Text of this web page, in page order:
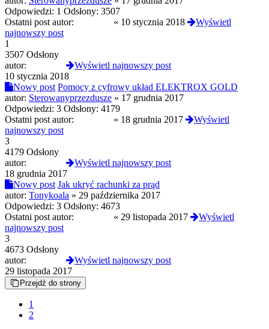
Odpowiedzi: 1 Odsłony: 3507
Ostatni post autor:
« 10 stycznia 2018
Wyświetl
najnowszy post
1
3507 Odsłony
autor:
Wyświetl najnowszy post
10 stycznia 2018
Nowy post Pomocy z cyfrowy układ ELEKTROX GOLD
autor: Sterowanyprzezdusze » 17 grudnia 2017
Odpowiedzi: 3 Odsłony: 4179
Ostatni post autor:
« 18 grudnia 2017
Wyświetl
najnowszy post
3
4179 Odsłony
autor:
Wyświetl najnowszy post
18 grudnia 2017
Nowy post Jak ukryć rachunki za prąd
autor: Tonykoala » 29 października 2017
Odpowiedzi: 3 Odsłony: 4673
Ostatni post autor:
« 29 listopada 2017
Wyświetl
najnowszy post
3
4673 Odsłony
autor:
Wyświetl najnowszy post
29 listopada 2017
Przejdź do strony
1
2